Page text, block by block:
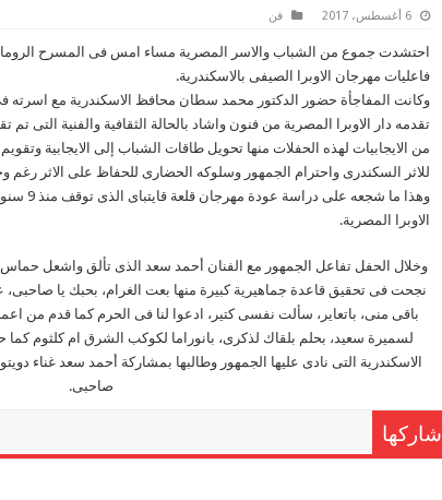
6 أغسطس، 2017 فن
احتشدت جموع من الشباب والاسر المصرية مساء امس فى المسرح
فاعليات مهرجان الاوبرا الصيفى بالاسكندرية.
وكانت المفاجأة حضور الدكتور محمد سطان محافظ الاسكندرية مع اسرته
تقدمه دار الاوبرا المصرية من فنون واشاد بالحالة الثقافية والفنية التى
من الايجابيات لهذه الحفلات منها تحويل طاقات الشباب إلى الايجابية
للاثر السكندرى واحترام الجمهور وسلوكه الحضارى للحفاظ على الاثر رغم
وهذا ما
الاوبرا المصرية.
وخلال الحفل تفاعل الجمهور مع الفنان أحمد سعد الذى تألق واشعل حماس
نجحت فى تحقيق قاعدة جماهيرية كبيرة منها بعت الغرام، بحبك يا
باقى منى، باتعاير، سألت نفسى كتير، ادعوا لنا فى الحرم كما قدم من
لسميرة سعيد، بحلم بلقاك لذكرى، بانوراما لكوكب الشرق ام كلثوم
الاسكندرية التى نادى عليها الجمهور وطالبها بمشاركة أحمد سعد غناء
صاحبى.
شاركها